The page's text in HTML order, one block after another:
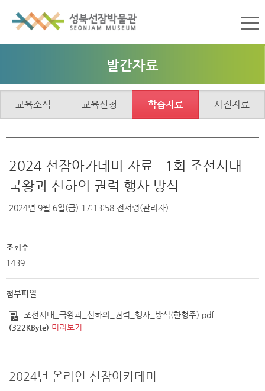
발간자료
교육소식 교육신청 학습자료 사진자료
2024 선잠아카데미 자료 - 1회 조선시대
국왕과 신하의 권력 행사 방식
2024년 9월 6일(금) 17:13:58 전서령(관리자)
조회수
1439
첨부파일
조선시대_국왕과_신하의_권력_행사_방식(한형주).pdf
(322KByte) 미리보기
2024년 온라인 선잠아카데미